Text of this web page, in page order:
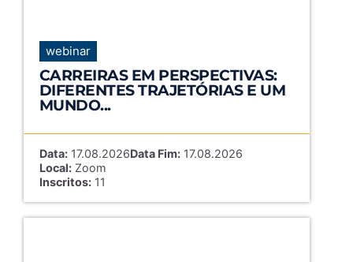
webinar
CARREIRAS EM PERSPECTIVAS:
DIFERENTES TRAJETÓRIAS E UM
MUNDO...
Data:17.08.2026Data Fim:17.08.2026
Local:Zoom
Inscritos:11